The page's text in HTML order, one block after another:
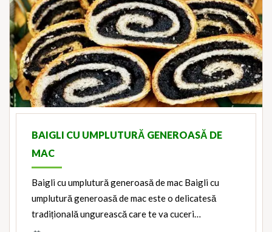
BAIGLI CU UMPLUTURĂ GENEROASĂ DE
MAC
Baigli cu umplutură generoasă de mac Baigli cu
umplutură generoasă de mac este o delicatesă
tradițională ungurească care te va cuceri…